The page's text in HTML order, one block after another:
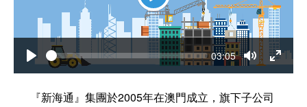
Play
Play
Seek Current
time
03:05
ToggleToggle